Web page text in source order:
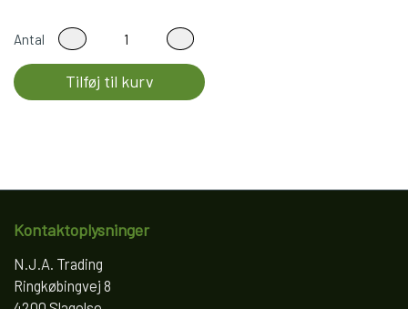
Antal
Tilføj til kurv
Kontaktoplysninger
N.J.A. Trading
Ringkøbingvej 8